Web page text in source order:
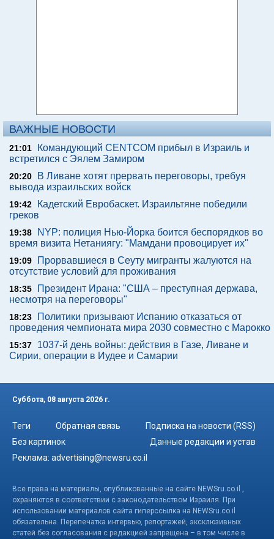
ВАЖНЫЕ НОВОСТИ
21:01
Командующий CENTCOM прибыл в Израиль и
встретился с Эялем Замиром
20:20
В Ливане хотят прервать переговоры, требуя
вывода израильских войск
19:42
Кадетский Евробаскет. Израильтяне победили
греков
19:38
NYP: полиция Нью-Йорка боится беспорядков во
время визита Нетаниягу: "Мамдани провоцирует их"
19:09
Прорвавшиеся в Сеуту мигранты жалуются на
отсутствие условий для проживания
18:35
Президент Ирана: "США – преступная держава,
несмотря на переговоры"
18:23
Политики призывают Испанию отказаться от
проведения чемпионата мира 2030 совместно с Марокко
15:37
1037-й день войны: действия в Газе, Ливане и
Сирии, операции в Иудее и Самарии
Суббота, 08 августа 2026 г.
Теги Обратная связь
Подписка на новости (RSS)
Без картинок
Данные редакции и устав
Реклама: advertising@newsru.co.il
Все права на материалы, опубликованные на сайте NEWSru.co.il ,
охраняются в соответствии с законодательством Израиля. При
использовании материалов сайта гиперссылка на NEWSru.co.il
обязательна. Перепечатка интервью, репортажей, эксклюзивных
статей без согласования с редакцией запрещена – в том числе в